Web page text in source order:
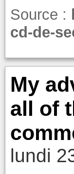
Source :
cd-de-
My
all of
lundi